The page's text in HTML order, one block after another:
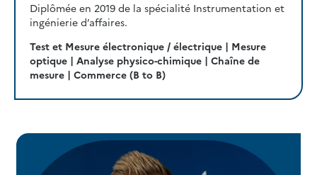
Diplômée en 2019 de la spécialité Instrumentation et
ingénierie d’affaires.
Test et Mesure électronique / électrique | Mesure
optique | Analyse physico-chimique | Chaîne de
mesure | Commerce (B to B)